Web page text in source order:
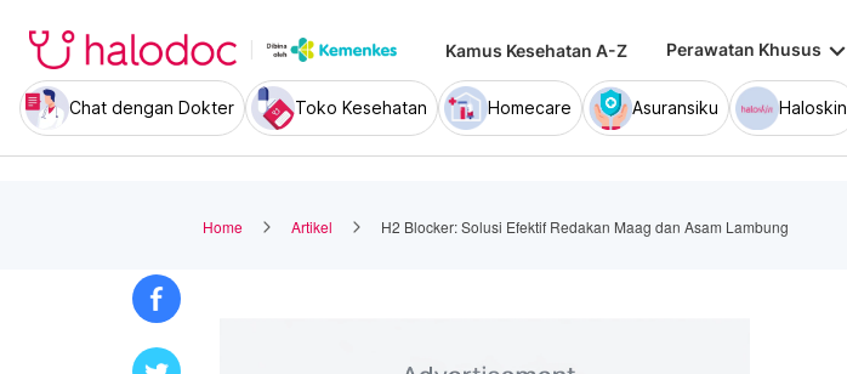
Kamus Kesehatan A-Z Perawatan Khusus keyboard_arrow_down
Chat dengan Dokter Toko Kesehatan Homecare Asuransiku Haloskin
Home Artikel H2 Blocker: Solusi Efektif Redakan Maag dan Asam Lambung